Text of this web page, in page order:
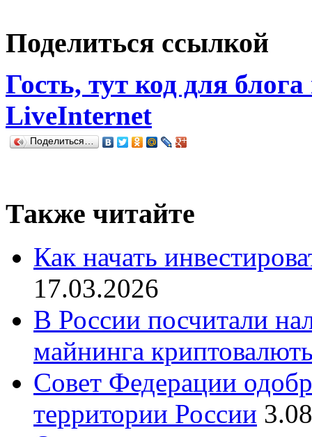
Поделиться ссылкой
Гость, тут код для
LiveInternet
Поделиться…
Также читайте
Как начать
17.03.2026
В России посчитали
майнинга
Совет Федерации
территории России